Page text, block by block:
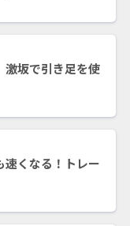
激坂で引き足を使
速くなる！トレー